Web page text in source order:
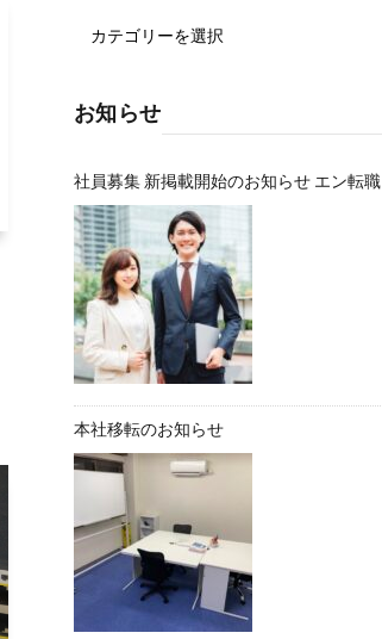
お知らせ
社員募集 新掲載開始のお知らせ エン転職
本社移転のお知らせ